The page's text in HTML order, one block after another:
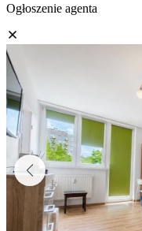
Ogłoszenie agenta